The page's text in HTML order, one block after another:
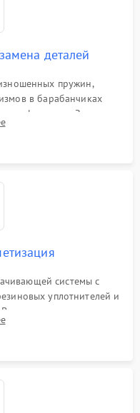
деталей
пружин,
в барабанчиках
Замена
или восстановление
системы с
уплотнителей и
корпуса
или аргоном для